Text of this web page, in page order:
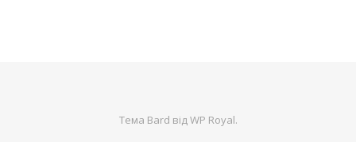
Тема Bard відWP Royal.